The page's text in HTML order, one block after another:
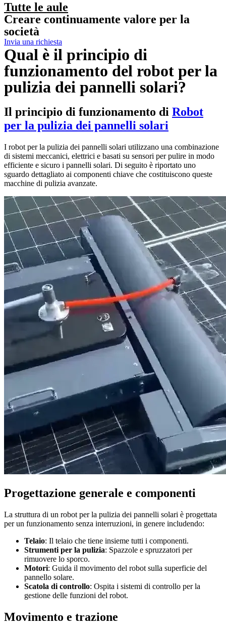
Tutte le aule
Creare continuamente valore per la
società
Invia una richiesta
Qual è il principio di
funzionamento del robot per la
pulizia dei pannelli solari?
Il principio di funzionamento di Robot
per la pulizia dei pannelli solari
I robot per la pulizia dei pannelli solari utilizzano una combinazione
di sistemi meccanici, elettrici e basati su sensori per pulire in modo
efficiente e sicuro i pannelli solari. Di seguito è riportato uno
sguardo dettagliato ai componenti chiave che costituiscono queste
macchine di pulizia avanzate.
Progettazione generale e componenti
La struttura di un robot per la pulizia dei pannelli solari è progettata
per un funzionamento senza interruzioni, in genere includendo:
Telaio: Il telaio che tiene insieme tutti i componenti.
Strumenti per la pulizia: Spazzole e spruzzatori per
rimuovere lo sporco.
Motori: Guida il movimento del robot sulla superficie del
pannello solare.
Scatola di controllo: Ospita i sistemi di controllo per la
gestione delle funzioni del robot.
Movimento e trazione